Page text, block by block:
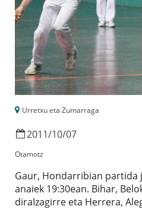
Urretxu eta Zumarraga
2011/10/07
Otamotz
Gaur, Hondarribian partida
anaiek 19:30ean. Bihar,
diraIzagirre eta Herrera,